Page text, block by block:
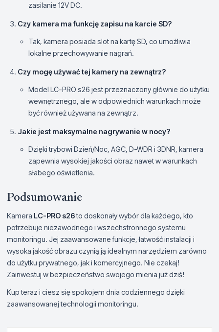
zasilanie 12V DC.
Czy kamera ma funkcję zapisu na karcie SD?
Tak, kamera posiada slot na kartę SD, co umożliwia
lokalne przechowywanie nagrań.
Czy mogę używać tej kamery na zewnątrz?
Model LC-PRO s26 jest przeznaczony głównie do użytku
wewnętrznego, ale w odpowiednich warunkach może
być również używana na zewnątrz.
Jakie jest maksymalne nagrywanie w nocy?
Dzięki trybowi Dzień/Noc, AGC, D-WDR i 3DNR, kamera
zapewnia wysokiej jakości obraz nawet w warunkach
słabego oświetlenia.
Podsumowanie
Kamera LC-PRO s26to doskonały wybór dla każdego, kto
potrzebuje niezawodnego i wszechstronnego systemu
monitoringu. Jej zaawansowane funkcje, łatwość instalacji i
wysoka jakość obrazu czynią ją idealnym narzędziem zarówno
do użytku prywatnego, jak i komercyjnego. Nie czekaj!
Zainwestuj w bezpieczeństwo swojego mienia już dziś!
Kup teraz i ciesz się spokojem dnia codziennego dzięki
zaawansowanej technologii monitoringu.